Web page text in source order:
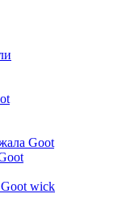
Goot
wick